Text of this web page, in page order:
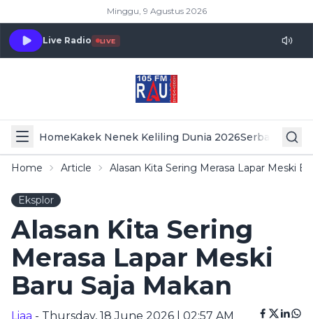
Minggu, 9 Agustus 2026
Live Radio LIVE
HomeKakek Nenek Keliling Dunia 2026Serba Serbi
Home Article Alasan Kita Sering Merasa Lapar Meski
Eksplor
Alasan Kita Sering
Merasa Lapar Meski
Baru Saja Makan
Liaa - Thursday, 18 June 2026 | 02:57 AM